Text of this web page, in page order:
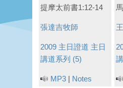
提摩太前書1:12-14
張達吉牧師
2009 主日證道 主日
講道系列 (5)
MP3 | Notes